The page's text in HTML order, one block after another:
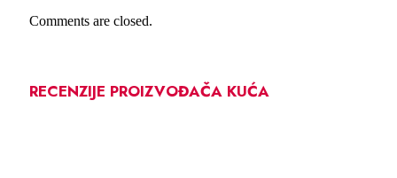
Comments are closed.
RECENZIJE PROIZVOĐAČA KUĆA